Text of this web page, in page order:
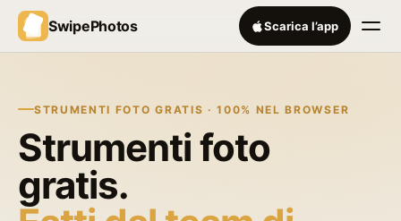
SwipePhotos Scarica l’app
STRUMENTI FOTO GRATIS · 100% NEL BROWSER
Strumenti foto
gratis.